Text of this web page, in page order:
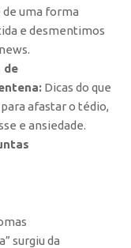
de uma forma
e desmentimos
de
Dicas do que
afastar o tédio,
e ansiedade.
surgiu da